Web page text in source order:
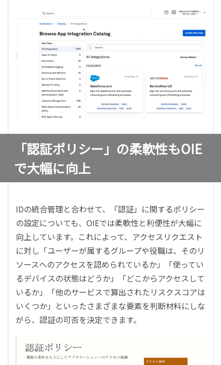
「認証ポリシー」の柔軟性もOIE
で大幅に向上
IDの統合管理と合わせて、「認証」に関するポリシー
の設定についても、OIEでは柔軟性と利便性が大幅に
向上しています。これによって、アクセスリクエスト
に対し「ユーザーが属するグループや役職は、そのリ
ソースへのアクセスを認められているか」「使ってい
るデバイスの状態はどうか」「どこからアクセスして
いるか」「他のサービスで算出されたリスクスコアは
いくつか」といったさまざまな要素を判断材料にしな
がら、認証の可否を決定できます。